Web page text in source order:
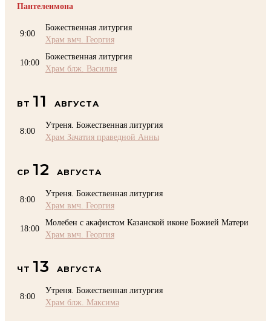
Пантелеимона
9:00
Божественная литургия
Храм вмч. Георгия
10:00
Божественная литургия
Храм блж. Василия
ВТ 11 АВГУСТА
8:00
Утреня. Божественная литургия
Храм Зачатия праведной Анны
СР 12 АВГУСТА
8:00
Утреня. Божественная литургия
Храм вмч. Георгия
18:00
Молебен с акафистом Казанской иконе Божией Матери
Храм вмч. Георгия
ЧТ 13 АВГУСТА
8:00
Утреня. Божественная литургия
Храм блж. Максима